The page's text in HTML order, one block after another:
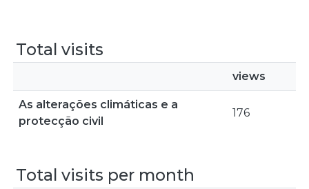
Total visits
views
As alterações climáticas e a
protecção civil
176
Total visits per month